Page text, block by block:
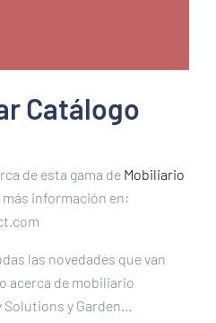
Catálogo
de esta gama de Mobiliario
información en:
las novedades que van
acerca de mobiliario
y Garden…